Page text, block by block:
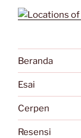
Beranda
Esai
Cerpen
Resensi